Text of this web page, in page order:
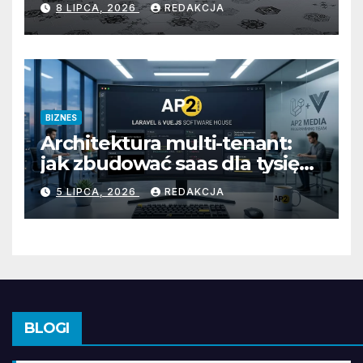
uniwersalny styl
8 LIPCA, 2026 REDAKCJA
BIZNES
Architektura multi-tenant:
jak zbudować saas dla tysięcy
klientów
5 LIPCA, 2026 REDAKCJA
BLOGI